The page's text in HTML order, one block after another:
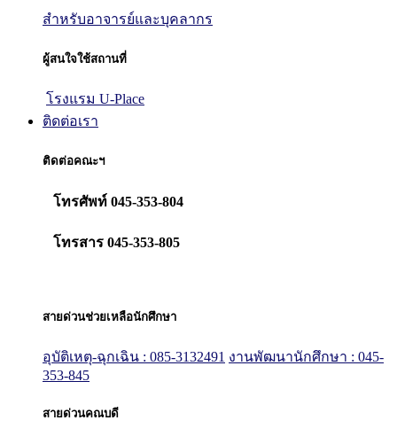
สำหรับอาจารย์และบุคลากร
ผู้สนใจใช้สถานที่
โรงแรม U-Place
ติดต่อเรา
ติดต่อคณะฯ
โทรศัพท์ 045-353-804
โทรสาร 045-353-805
สายด่วนช่วยเหลือนักศึกษา
อุบัติเหตุ-ฉุกเฉิน : 085-3132491 งานพัฒนานักศึกษา : 045-
353-845
สายด่วนคณบดี